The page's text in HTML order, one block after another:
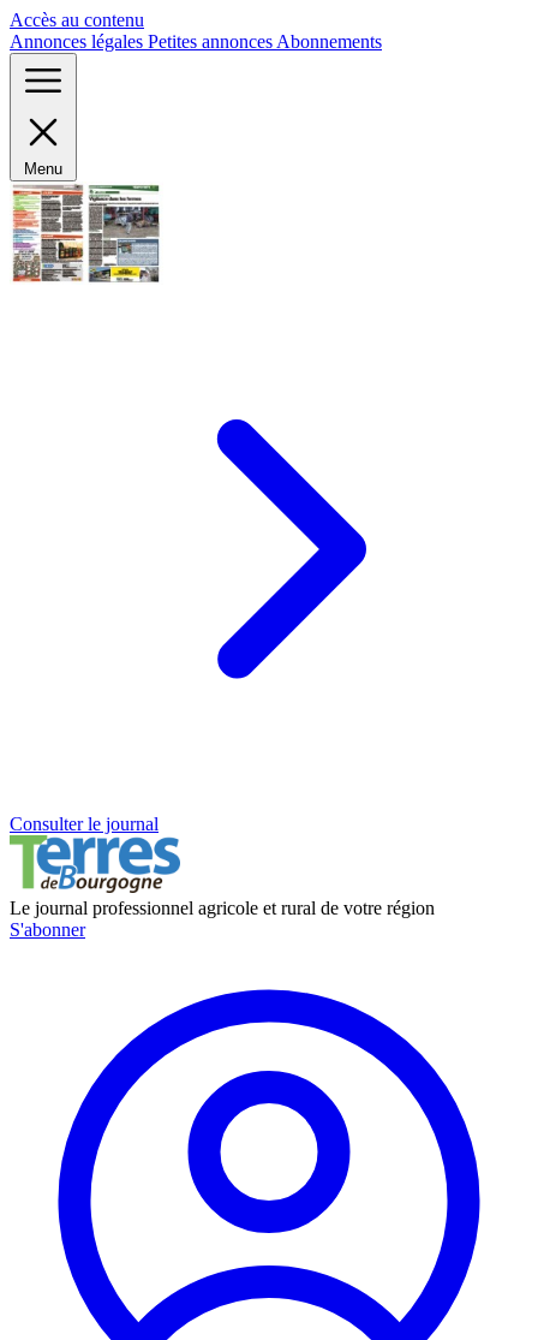
Accès au contenu
Annonces légales Petites annonces Abonnements
Menu
Consulter le journal
Le journal professionnel agricole et rural de votre région
S'abonner
Panneau de gestion des cookies